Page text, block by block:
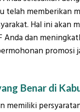
telah memberikan
Hal ini akan
Anda dan
promosi
Benar di
memiliki